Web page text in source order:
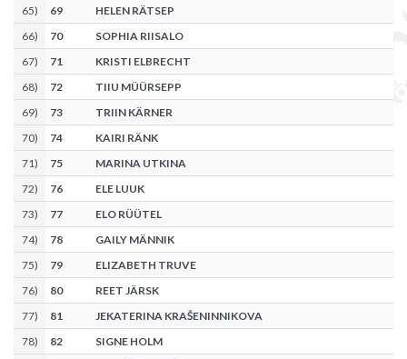
65) 69
HELEN RÄTSEP
66) 70
SOPHIA RIISALO
67) 71
KRISTI ELBRECHT
68) 72
TIIU MÜÜRSEPP
69) 73
TRIIN KÄRNER
70) 74
KAIRI RÄNK
71) 75
MARINA UTKINA
72) 76
ELE LUUK
73) 77
ELO RÜÜTEL
74) 78
GAILY MÄNNIK
75) 79
ELIZABETH TRUVE
76) 80
REET JÄRSK
77) 81
JEKATERINA KRAŠENINNIKOVA
78) 82
SIGNE HOLM